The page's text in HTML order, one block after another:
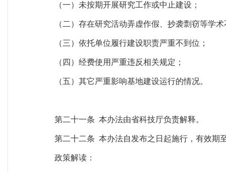
（一）未按期开展研究工作或中止建设；
（二）存在研究活动弄虚作假、抄袭剽窃等学
（三）依托单位履行建设职责严重不到位；
（四）经费使用严重违反相关规定；
（五）其它严重影响基地建设运行的情况。
第二十一条 本办法由省科技厅负责解释。
第二十二条 本办法自发布之日起施行，有效期
政策解读：